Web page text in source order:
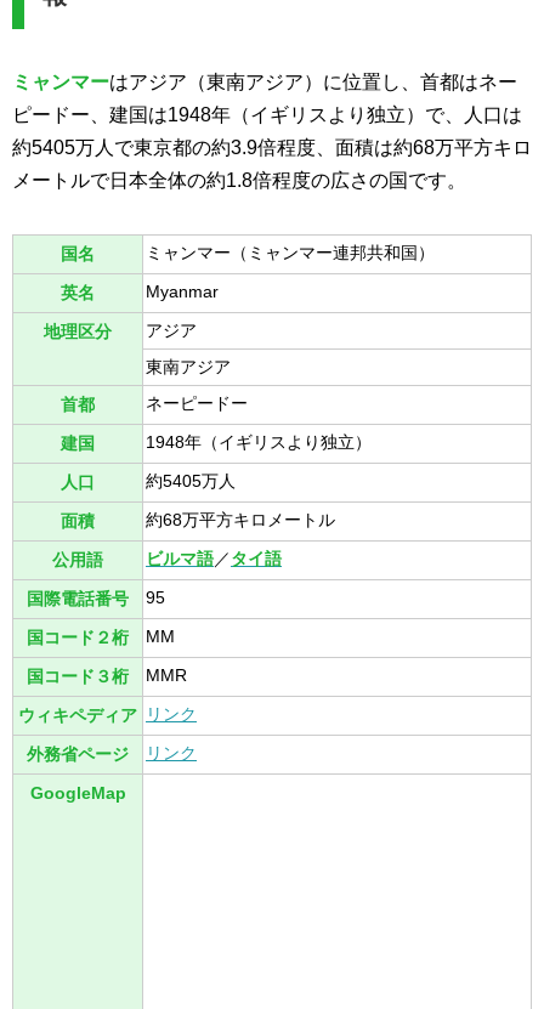
ミャンマーはアジア（東南アジア）に位置し、首都はネー
ピードー、建国は1948年（イギリスより独立）で、人口は
約5405万人で東京都の約3.9倍程度、面積は約68万平方キロ
メートルで日本全体の約1.8倍程度の広さの国です。
国名 ミャンマー（ミャンマー連邦共和国）
英名 Myanmar
地理区分
アジア
東南アジア
首都 ネーピードー
建国 1948年（イギリスより独立）
人口 約5405万人
面積 約68万平方キロメートル
公用語 ビルマ語／タイ語
国際電話番号 95
国コード２桁 MM
国コード３桁 MMR
ウィキペディア リンク
外務省ページ リンク
GoogleMap